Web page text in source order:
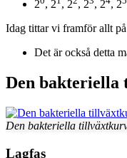
2 , 2 , 2 , 2 , 2 , 2
Idag tittar vi framför allt
Det är också detta
Den
Den bakteriella
Lagfas